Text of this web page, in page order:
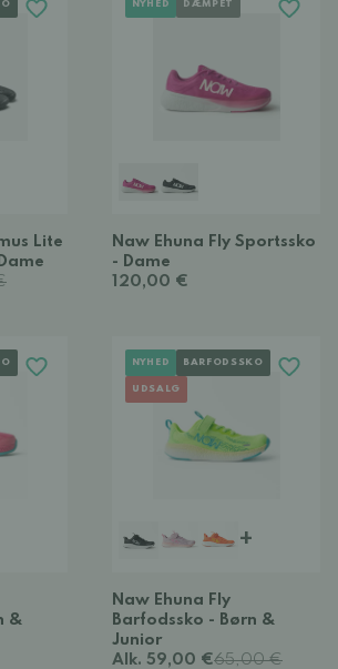
Lite
NYHED DÆMPET
Naw Ehuna Fly Sportssko
- Dame
120,00 €
&
+
NYHED BARFODSSKO
UDSALG
Naw Ehuna Fly
Barfodssko - Børn &
Junior
Alk. 59,00 €65,00 €